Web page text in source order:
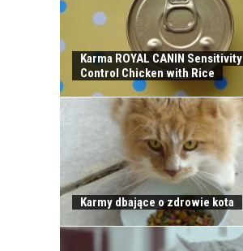
Karma ROYAL CANIN Sensitivity
Control Chicken with Rice
Karmy dbające o zdrowie kota
KLESZCZE U KOTÓW
ZATRUCIA U KOTÓW